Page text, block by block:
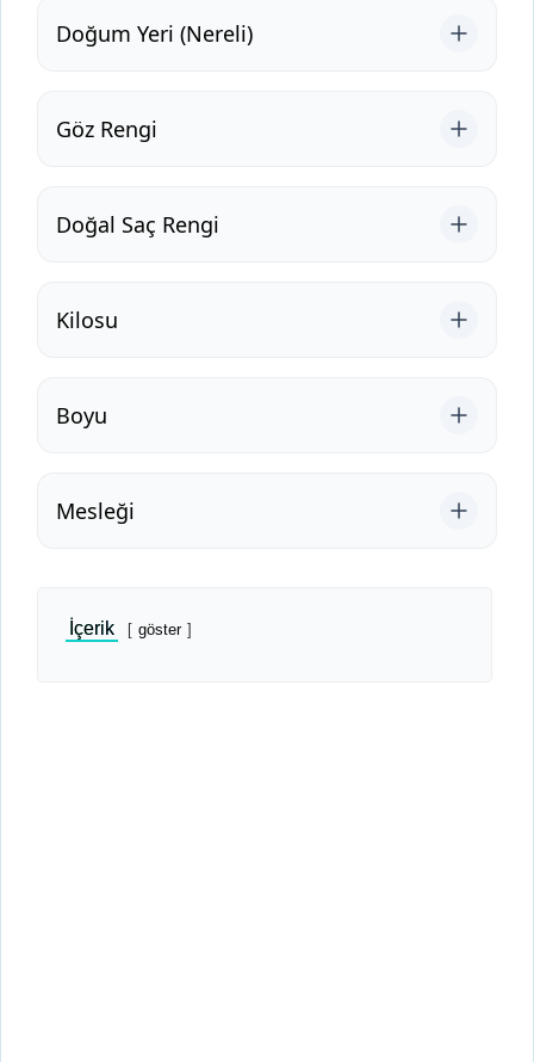
Doğum Yeri (Nereli)
Göz Rengi
Doğal Saç Rengi
Kilosu
Boyu
Mesleği
İçerik göster